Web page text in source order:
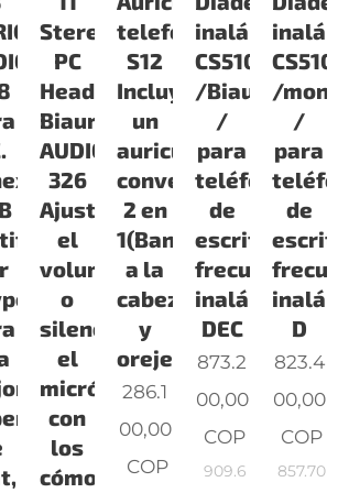
Stereo
PC
Headset/Auricular
Biaural
AUDIO
326
Ajuste
el
volumen
o
silencie
el
micrófono
con
los
cómodo
telefónico
S12
Incluye
un
auricular
convertible
2 en
1(Banda
a la
cabeza
y
orejera
286.1
00,00
COP
inalámbrica
CS510
/Biaural
/
para
teléfono
de
escritorio,
frecuencia
inalámbrica
DEC
873.2
00,00
COP
909.6
CS510
/
/
para
de
D
823.4
00,00
COP
857.70